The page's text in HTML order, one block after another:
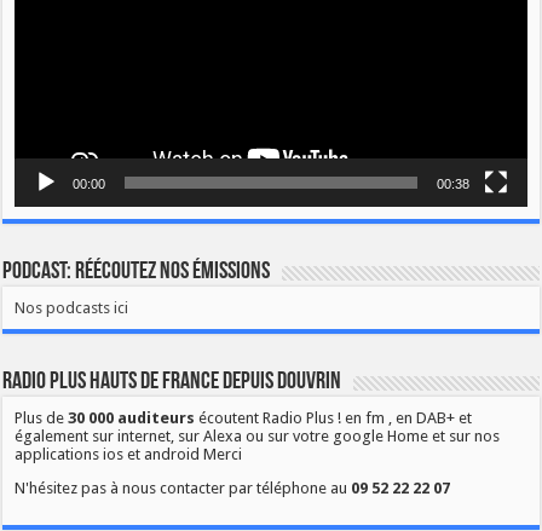
00:00 00:38
Podcast: Réécoutez nos émissions
Nos podcasts ici
Radio Plus Hauts de France depuis Douvrin
Plus de30 000 auditeurs écoutent Radio Plus ! en fm , en DAB+ et
également sur internet, sur Alexa ou sur votre google Home et sur nos
applications ios et android Merci
N'hésitez pas à nous contacter par téléphone au 09 52 22 22 07